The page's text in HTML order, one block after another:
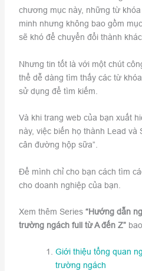
chương mục này, những từ
minh nhưng không bao gồm
sẽ khó để chuyển đổi thành
Nhưng tin tốt là với một chút
thể dễ dàng tìm thấy các từ
sử dụng để tìm kiếm.
Và khi trang web của bạn xuất
này, việc biến họ thành Lead và
cân đường hộp sữa”.
Để mình chỉ cho bạn cách tìm
cho doanh nghiệp của bạn.
Xem thêm Series“Hướng dẫn
trường ngách full từ A đến Z”bao
Giới thiệu tổng quan
trường ngách